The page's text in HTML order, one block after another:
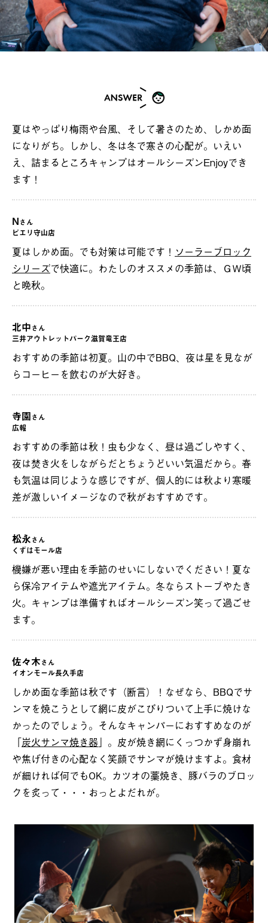
夏はやっぱり梅雨や台風、そして暑さのため、しかめ面
になりがち。しかし、冬は冬で寒さの心配が。いえい
え、詰まるところキャンプはオールシーズンEnjoyでき
ます！
Nさん
ピエリ守山店
夏はしかめ面。でも対策は可能です！ ソーラーブロック
シリーズで快適に。わたしのオススメの季節は、ＧＷ頃
と晩秋。
北中さん
三井アウトレットパーク滋賀竜王店
おすすめの季節は初夏。山の中でBBQ、夜は星を見なが
らコーヒーを飲むのが大好き。
寺園さん
広報
おすすめの季節は秋！虫も少なく、昼は過ごしやすく、
夜は焚き火をしながらだとちょうどいい気温だから。春
も気温は同じような感じですが、個人的には秋より寒暖
差が激しいイメージなので秋がおすすめです。
松永さん
くずはモール店
機嫌が悪い理由を季節のせいにしないでください！夏な
ら保冷アイテムや遮光アイテム。冬ならストーブやたき
火。キャンプは準備すればオールシーズン笑って過ごせ
ます。
佐々木さん
イオンモール長久手店
しかめ面な季節は秋です（断言）！なぜなら、BBQでサ
ンマを焼こうとして網に皮がこびりついて上手に焼けな
かったのでしょう。そんなキャンパーにおすすめなのが
「炭火サンマ焼き器」。皮が焼き網にくっつかず身崩れ
や焦げ付きの心配なく笑顔でサンマが焼けますよ。食材
が細ければ何でもOK。カツオの藁焼き、豚バラのブロッ
クを炙って・・・おっとよだれが。